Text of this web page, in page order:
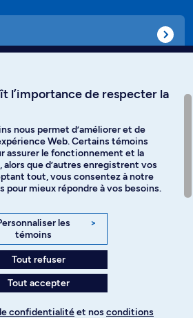
Instagram
YouTube
l’importance de respecter la
nous permet d’améliorer et de
Web. Certains témoins
assurer le fonctionnement et la
que d’autres enregistrent vos
tout, vous consentez à notre
mieux répondre à vos besoins.
les
témoins
>
Tout refuser
Tout accepter
confidentialitéet nos conditions